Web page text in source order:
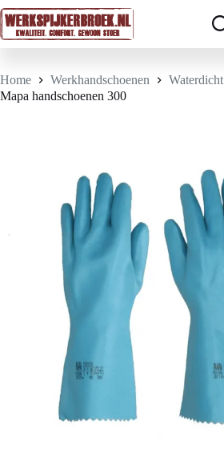
Ga
naar
de
inhoud
Home Werkhandschoenen
Waterdicht
Mapa handschoenen 300